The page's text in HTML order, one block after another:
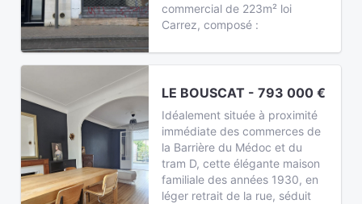
commercial de 223m² loi
Carrez, composé :
LE BOUSCAT - 793 000 €
Idéalement située à proximité
immédiate des commerces de
la Barrière du Médoc et du
tram D, cette élégante maison
familiale des années 1930, en
léger retrait de la rue, séduit